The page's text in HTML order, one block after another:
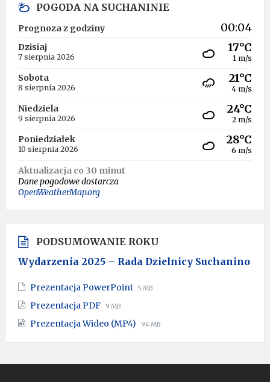
POGODA NA SUCHANINIE
Prognoza z godziny 00:04
Dzisiaj
7 sierpnia 2026
17°C
1 m/s
Sobota
8 sierpnia 2026
21°C
4 m/s
Niedziela
9 sierpnia 2026
24°C
2 m/s
Poniedziałek
10 sierpnia 2026
28°C
6 m/s
Aktualizacja co 30 minut
Dane pogodowe dostarcza
OpenWeatherMap.org
PODSUMOWANIE ROKU
Wydarzenia 2025 – Rada Dzielnicy Suchanino
Prezentacja PowerPoint File
File
5 MB
Prezentacja PDF File
pdf
File
9 MB
Prezentacja Wideo (MP4) File
mp4
File
94 MB